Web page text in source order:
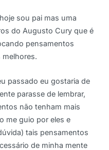
sou pai mas uma
do Augusto Cury que é
pensamentos
passado eu gostaria de
parasse de lembrar,
não tenham mais
me guio por eles e
tais pensamentos
de minha mente